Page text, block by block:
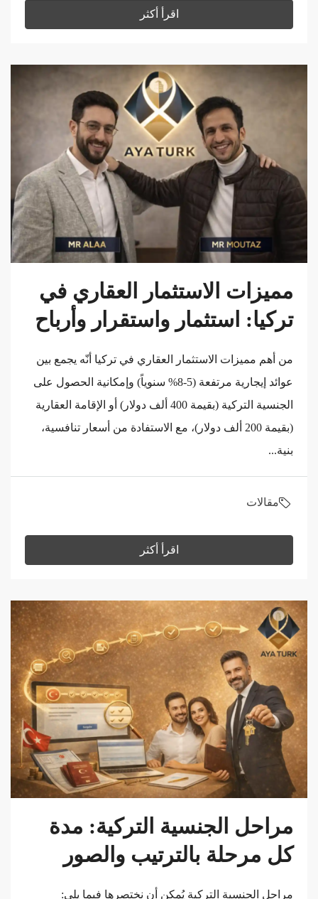
اقرأ أكثر
مميزات الاستثمار العقاري في
تركيا: استثمار واستقرار وأرباح
من أهم مميزات الاستثمار العقاري في تركيا أنّه يجمع بين
عوائد إيجارية مرتفعة (5-8% سنوياً) وإمكانية الحصول على
الجنسية التركية (بقيمة 400 ألف دولار) أو الإقامة العقارية
(بقيمة 200 ألف دولار)، مع الاستفادة من أسعار تنافسية،
بنية...
مقالات
اقرأ أكثر
مراحل الجنسية التركية: مدة
كل مرحلة بالترتيب والصور
مراحل الجنسية التركية يُمكن أن نختصرها فيما يلي: